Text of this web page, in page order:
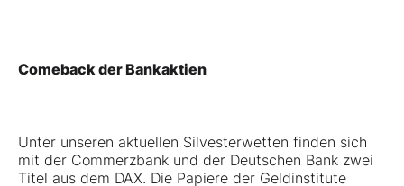
Comeback der Bankaktien
Unter unseren aktuellen Silvesterwetten finden sich
mit der Commerzbank und der Deutschen Bank zwei
Titel aus dem DAX. Die Papiere der Geldinstitute